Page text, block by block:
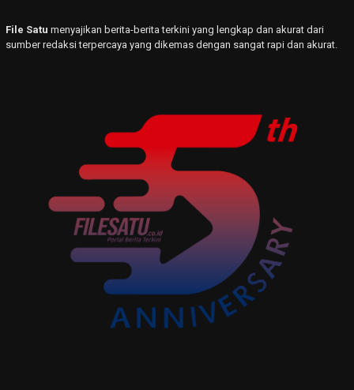
File Satu menyajikan berita-berita terkini yang lengkap dan akurat dari
sumber redaksi terpercaya yang dikemas dengan sangat rapi dan akurat.